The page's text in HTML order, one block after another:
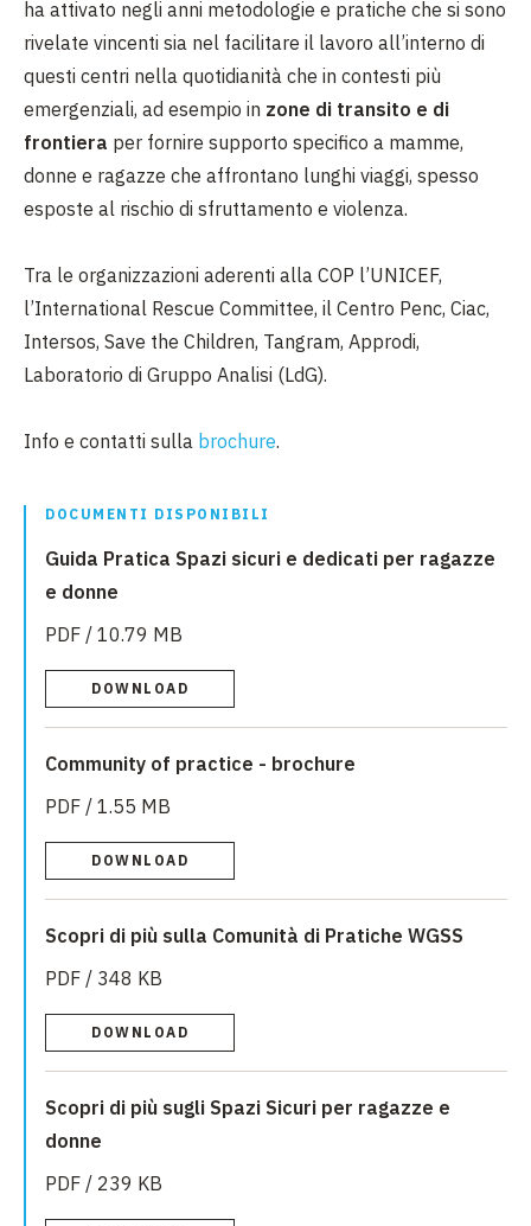
ha attivato negli anni metodologie e pratiche che si sono
rivelate vincenti sia nel facilitare il lavoro all’interno di
questi centri nella quotidianità che in contesti più
emergenziali, ad esempio in zone di transito e di
frontiera per fornire supporto specifico a mamme,
donne e ragazze che affrontano lunghi viaggi, spesso
esposte al rischio di sfruttamento e violenza.
Tra le organizzazioni aderenti alla COP l’UNICEF,
l’International Rescue Committee, il Centro Penc, Ciac,
Intersos, Save the Children, Tangram, Approdi,
Laboratorio di Gruppo Analisi (LdG).
Info e contatti sulla brochure.
DOCUMENTI DISPONIBILI
Guida Pratica Spazi sicuri e dedicati per ragazze
e donne
PDF / 10.79 MB
DOWNLOAD
Community of practice - brochure
PDF / 1.55 MB
DOWNLOAD
Scopri di più sulla Comunità di Pratiche WGSS
PDF / 348 KB
DOWNLOAD
Scopri di più sugli Spazi Sicuri per ragazze e
donne
PDF / 239 KB